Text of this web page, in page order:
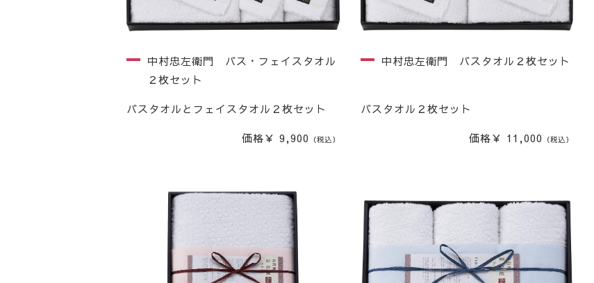
中村忠左衛門 バス・フェイスタオル
２枚セット
バスタオルとフェイスタオル２枚セット
価格￥ 9,900 （税込）
中村忠左衛門 バスタオル２枚セット
バスタオル２枚セット
価格￥ 11,000 （税込）